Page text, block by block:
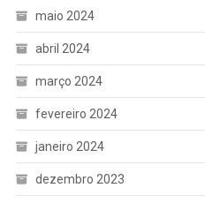
maio 2024
abril 2024
março 2024
fevereiro 2024
janeiro 2024
dezembro 2023